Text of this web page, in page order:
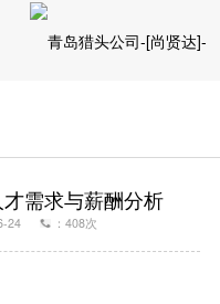
需求与薪酬分析
24 ：408次